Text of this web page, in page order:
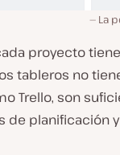
La
proyecto
tableros no
Trello, son
de planificación